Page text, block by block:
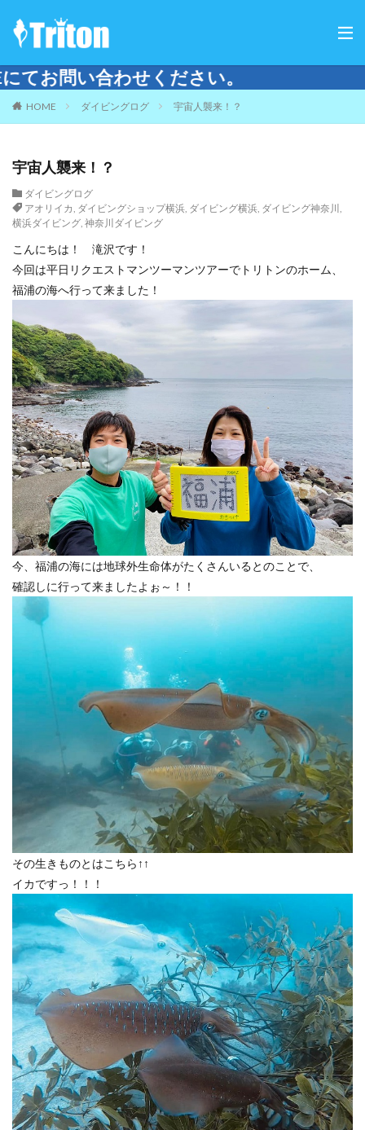
。
HOME ダイビングログ 宇宙人襲来！？
宇宙人襲来！？
ダイビングログ
アオリイカ, ダイビングショップ横浜, ダイビング横浜, ダイビング神奈川 ,
横浜ダイビング, 神奈川ダイビング
こんにちは！ 滝沢です！
今回は平日リクエストマンツーマンツアーでトリトンのホーム、
福浦の海へ行って来ました！
今、福浦の海には地球外生命体がたくさんいるとのことで、
確認しに行って来ましたよぉ～！！
その生きものとはこちら↑↑
イカですっ！！！